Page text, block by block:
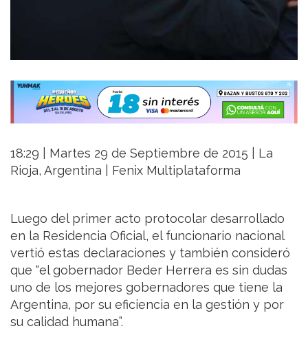
18:29 | Martes 29 de Septiembre de 2015 | La
Rioja, Argentina | Fenix Multiplataforma
Luego del primer acto protocolar desarrollado
en la Residencia Oficial, el funcionario nacional
vertió estas declaraciones y también consideró
que “el gobernador Beder Herrera es sin dudas
uno de los mejores gobernadores que tiene la
Argentina, por su eficiencia en la gestión y por
su calidad humana”.